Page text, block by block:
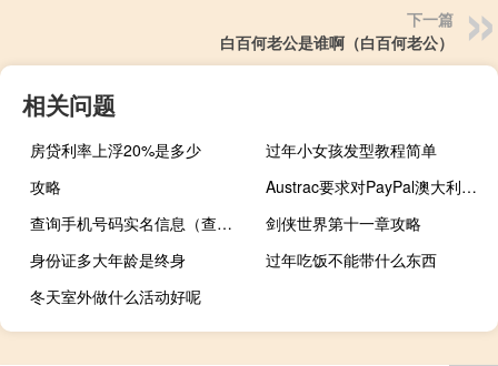
下一篇
白百何老公是谁啊（白百何老公）
相关问题
房贷利率上浮20%是多少
过年小女孩发型教程简单
攻略
Austrac要求对PayPal澳大利亚进行金融犯罪合规性审计
查询手机号码实名信息（查询手机号码）
剑侠世界第十一章攻略
身份证多大年龄是终身
过年吃饭不能带什么东西
冬天室外做什么活动好呢